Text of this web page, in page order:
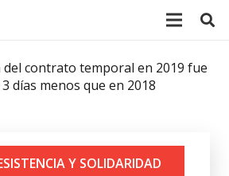
del contrato temporal en 2019 fue
días menos que en 2018
Y SOLIDARIDAD